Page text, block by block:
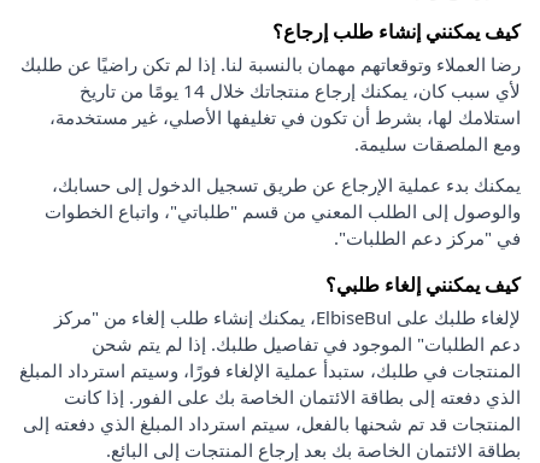
كيف يمكنني إنشاء طلب إرجاع؟
رضا العملاء وتوقعاتهم مهمان بالنسبة لنا. إذا لم تكن راضيًا عن طلبك
لأي سبب كان، يمكنك إرجاع منتجاتك خلال 14 يومًا من تاريخ
استلامك لها، بشرط أن تكون في تغليفها الأصلي، غير مستخدمة،
ومع الملصقات سليمة.
يمكنك بدء عملية الإرجاع عن طريق تسجيل الدخول إلى حسابك،
والوصول إلى الطلب المعني من قسم "طلباتي"، واتباع الخطوات
في "مركز دعم الطلبات".
كيف يمكنني إلغاء طلبي؟
لإلغاء طلبك على ElbiseBul، يمكنك إنشاء طلب إلغاء من "مركز
دعم الطلبات" الموجود في تفاصيل طلبك. إذا لم يتم شحن
المنتجات في طلبك، ستبدأ عملية الإلغاء فورًا، وسيتم استرداد المبلغ
الذي دفعته إلى بطاقة الائتمان الخاصة بك على الفور. إذا كانت
المنتجات قد تم شحنها بالفعل، سيتم استرداد المبلغ الذي دفعته إلى
بطاقة الائتمان الخاصة بك بعد إرجاع المنتجات إلى البائع.